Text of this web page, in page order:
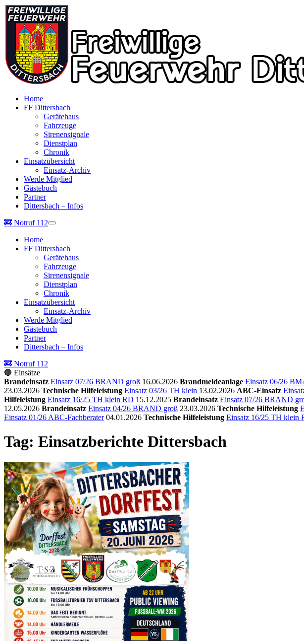
Home
FF Dittersbach
Gerätehaus
Fahrzeuge
Sirenensignale
Dienstplan
Chronik
Einsatzübersicht
Einsatz-Archiv
Werde Mitglied
Gästebuch
Partner
Dittersbach – Infos
🚒 Notruf 112
Home
FF Dittersbach
Gerätehaus
Fahrzeuge
Sirenensignale
Dienstplan
Chronik
Einsatzübersicht
Einsatz-Archiv
Werde Mitglied
Gästebuch
Partner
Dittersbach – Infos
🚒 Notruf 112
🔴 Einsätze
Brandeinsatz Einsatz 07/26 BRAND groß 16.06.2026 Brandmeldeanlage Einsatz 06/26
23.03.2026 Technische Hilfeleistung Einsatz 03/26 TH klein 13.02.2026 ABC-Einsatz
Hilfeleistung Einsatz 16/25 TH klein RD 15.12.2025 Brandeinsatz Einsatz 07/26 BRAND
12.05.2026 Brandeinsatz Einsatz 04/26 BRAND groß 23.03.2026 Technische Hilfeleistung
Einsatz 01/26 ABC-Fachberater 04.01.2026 Technische Hilfeleistung Einsatz 16/25 TH klein
Tag: Einsatzberichte Dittersbach